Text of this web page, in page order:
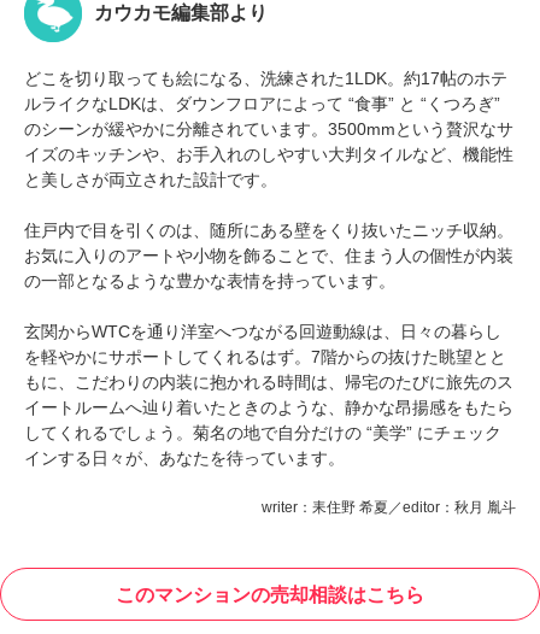
カウカモ編集部より
どこを切り取っても絵になる、洗練された1LDK。約17帖のホテ
ルライクなLDKは、ダウンフロアによって “食事” と “くつろぎ”
のシーンが緩やかに分離されています。3500mmという贅沢なサ
イズのキッチンや、お手入れのしやすい大判タイルなど、機能性
と美しさが両立された設計です。
住戸内で目を引くのは、随所にある壁をくり抜いたニッチ収納。
お気に入りのアートや小物を飾ることで、住まう人の個性が内装
の一部となるような豊かな表情を持っています。
玄関からWTCを通り洋室へつながる回遊動線は、日々の暮らし
を軽やかにサポートしてくれるはず。7階からの抜けた眺望とと
もに、こだわりの内装に抱かれる時間は、帰宅のたびに旅先のス
イートルームへ辿り着いたときのような、静かな昂揚感をもたら
してくれるでしょう。菊名の地で自分だけの “美学” にチェック
インする日々が、あなたを待っています。
writer：耒住野 希夏／editor：秋月 胤斗
このマンションの売却相談はこちら